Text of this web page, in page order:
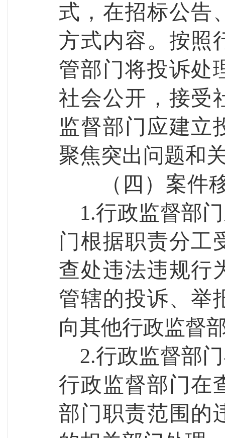
式，在招标公告
方式内容。按照
管部门将投诉处
社会公开，接受
监督部门应建立
聚焦突出问题和
（ 四 ）案件
1.行政监督部
门根据职责分工
查处违法违规行
管辖的投诉、举
向其他行政监督
2.行政监督部
行政监督部门在
部门职责范围的